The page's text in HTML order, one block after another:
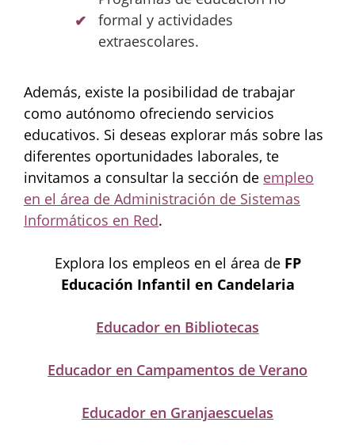
formal y actividades
extraescolares.
Además, existe la posibilidad de trabajar
como autónomo ofreciendo servicios
educativos. Si deseas explorar más sobre las
diferentes oportunidades laborales, te
invitamos a consultar la sección de empleo
en el área de Administración de Sistemas
Informáticos en Red.
Explora los empleos en el área de FP
Educación Infantil en Candelaria
Educador en Bibliotecas
Educador en Campamentos de Verano
Educador en Granjaescuelas